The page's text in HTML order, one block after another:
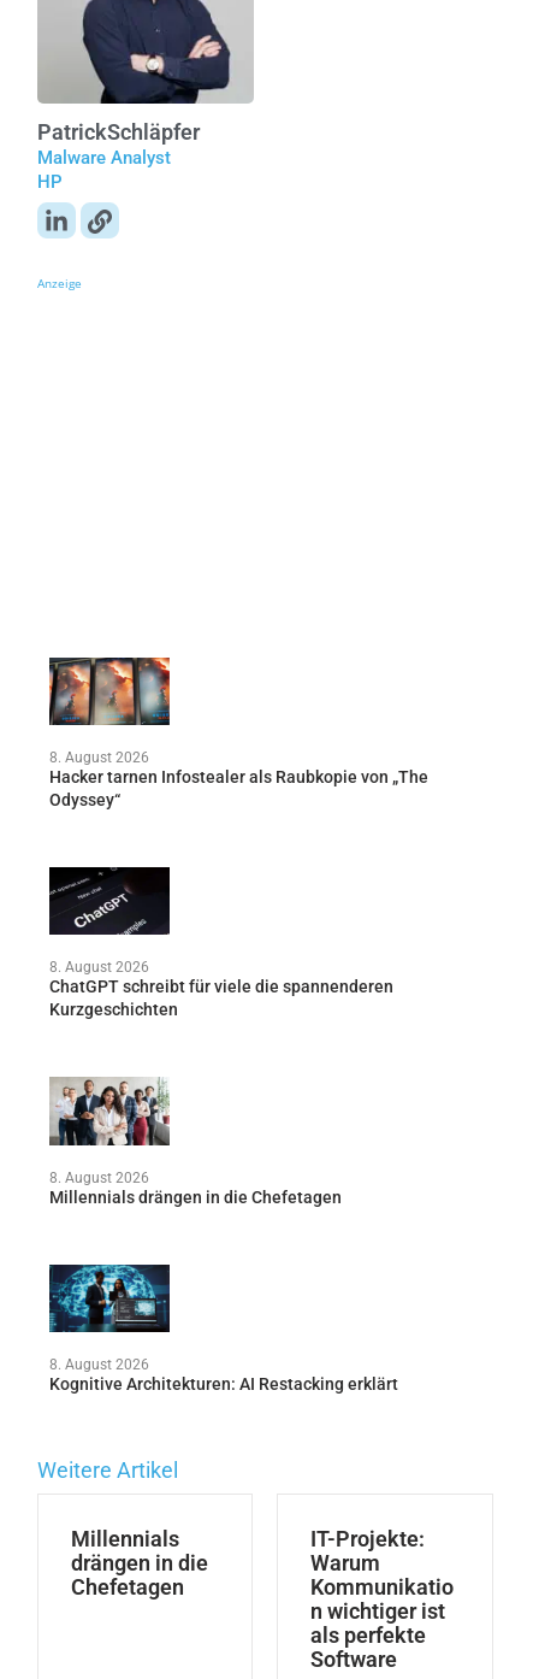
PatrickSchläpfer
Malware Analyst
HP
Anzeige
8. August 2026
Hacker tarnen Infostealer als Raubkopie von „The
Odyssey“
8. August 2026
ChatGPT schreibt für viele die spannenderen
Kurzgeschichten
8. August 2026
Millennials drängen in die Chefetagen
8. August 2026
Kognitive Architekturen: AI Restacking erklärt
Weitere Artikel
Millennials
drängen in die
Chefetagen
IT-Projekte:
Warum
Kommunikatio
n wichtiger ist
als perfekte
Software